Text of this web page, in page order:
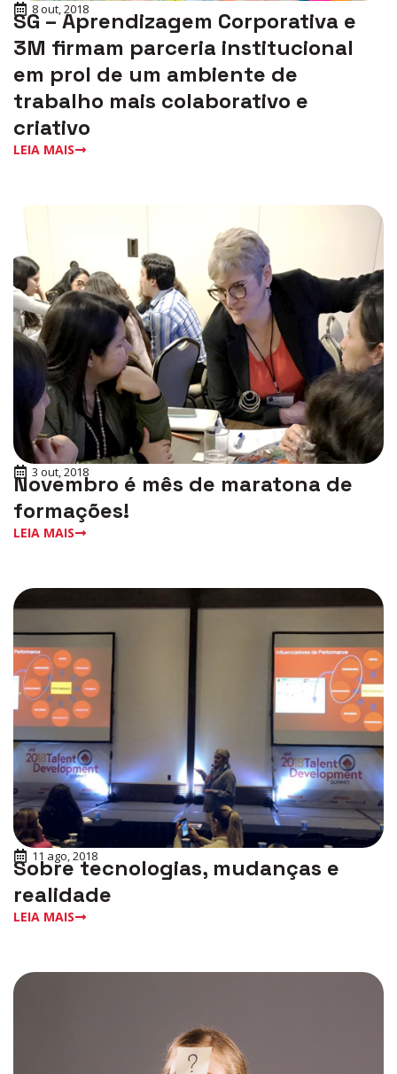
8 out, 2018
SG – Aprendizagem Corporativa e
3M firmam parceria institucional
em prol de um ambiente de
trabalho mais colaborativo e
criativo
LEIA MAIS
3 out, 2018
Novembro é mês de maratona de
formações!
LEIA MAIS
11 ago, 2018
Sobre tecnologias, mudanças e
realidade
LEIA MAIS